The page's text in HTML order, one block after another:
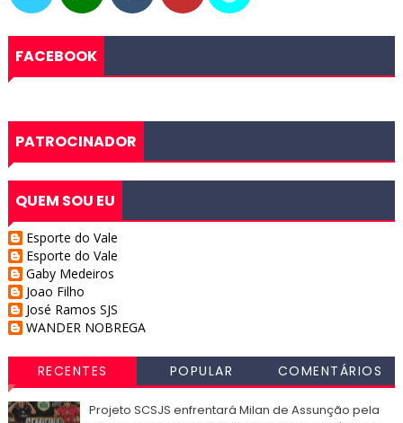
FACEBOOK
PATROCINADOR
QUEM SOU EU
Esporte do Vale
Esporte do Vale
Gaby Medeiros
Joao Filho
José Ramos SJS
WANDER NOBREGA
RECENTES POPULAR COMENTÁRIOS
Projeto SCSJS enfrentará Milan de Assunção pela